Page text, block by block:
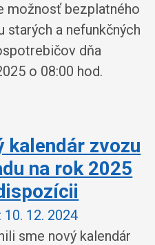
možnosť bezplatného
starých a nefunkčných
dňa
o 08:00 hod.
kalendár zvozu
na rok 2025
10. 12. 2024
sme nový kalendár